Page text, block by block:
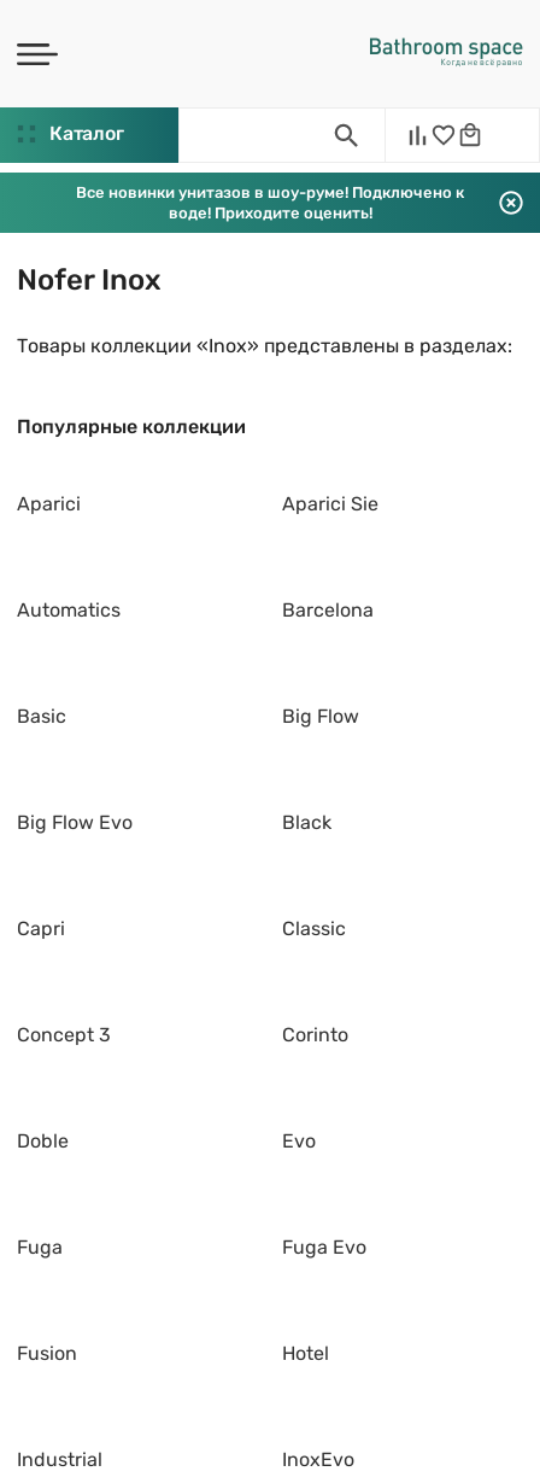
Каталог
Все новинки унитазов в шоу-руме! Подключено к
воде! Приходите оценить!
Nofer Inox
Товары коллекции «Inox» представлены в разделах:
Популярные коллекции
Aparici Aparici Sie
Automatics Barcelona
Basic Big Flow
Big Flow Evo Black
Capri Classic
Concept 3 Corinto
Doble Evo
Fuga Fuga Evo
Fusion Hotel
Industrial InoxEvo